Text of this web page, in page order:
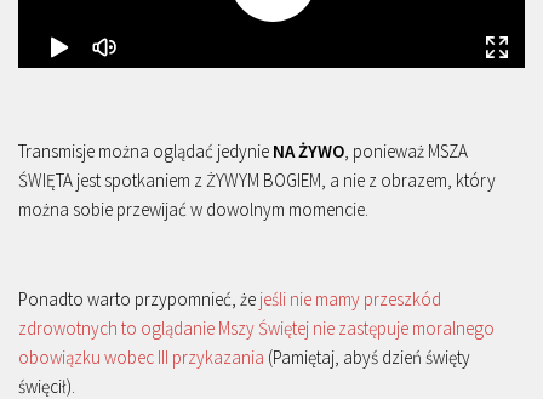
Transmisje można oglądać jedynie NA ŻYWO, ponieważ MSZA
ŚWIĘTA jest spotkaniem z ŻYWYM BOGIEM, a nie z obrazem, który
można sobie przewijać w dowolnym momencie.
Ponadto warto przypomnieć, że jeśli nie mamy przeszkód
zdrowotnych to oglądanie Mszy Świętej nie zastępuje moralnego
obowiązku wobec III przykazania (Pamiętaj, abyś dzień święty
święcił).